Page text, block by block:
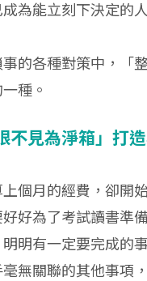
為能立刻下決定的
的各種對策中，「整
種。
不見為淨箱」打
個月的經費，卻開
好為了考試讀書準
明有一定要完成的
無關聯的其他事項